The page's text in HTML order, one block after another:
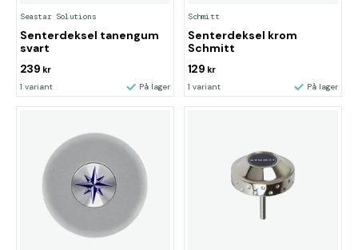
Seastar Solutions
Senterdeksel tanengum
svart
239 kr
1 variant På lager
Schmitt
Senterdeksel krom
Schmitt
129 kr
1 variant På lager